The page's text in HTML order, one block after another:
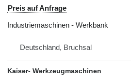
Preis auf Anfrage
Industriemaschinen - Werkbank
Deutschland, Bruchsal
Kaiser- Werkzeugmaschinen